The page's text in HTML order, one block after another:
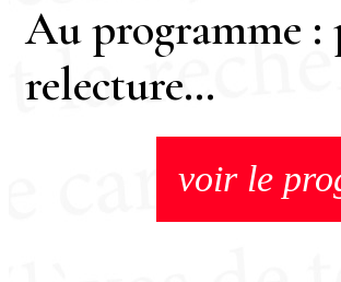
Au programme :
relecture…
voir le